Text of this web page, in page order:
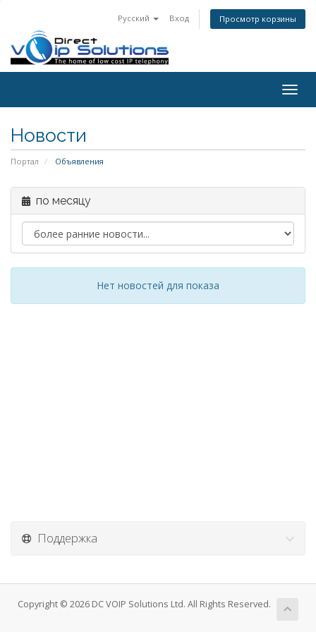
Русский Вход Просмотр корзины
Новости
Портал Объявления
по месяцу
Нет новостей для показа
Поддержка
Copyright © 2026 DC VOIP Solutions Ltd. All Rights Reserved.